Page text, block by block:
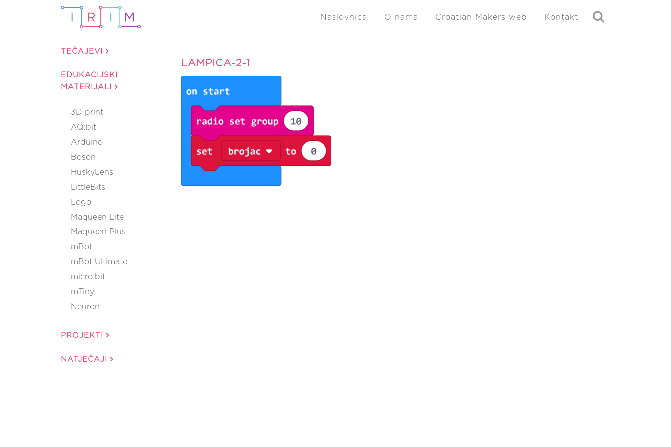
Naslovnica O nama Croatian Makers web Kontakt
TEČAJEVI
EDUKACIJSKI
MATERIJALI
3D print
AQ:bit
Arduino
Boson
HuskyLens
LittleBits
Logo
Maqueen Lite
Maqueen Plus
mBot
mBot Ultimate
micro:bit
mTiny
Neuron
PROJEKTI
NATJEČAJI
LAMPICA-2-1